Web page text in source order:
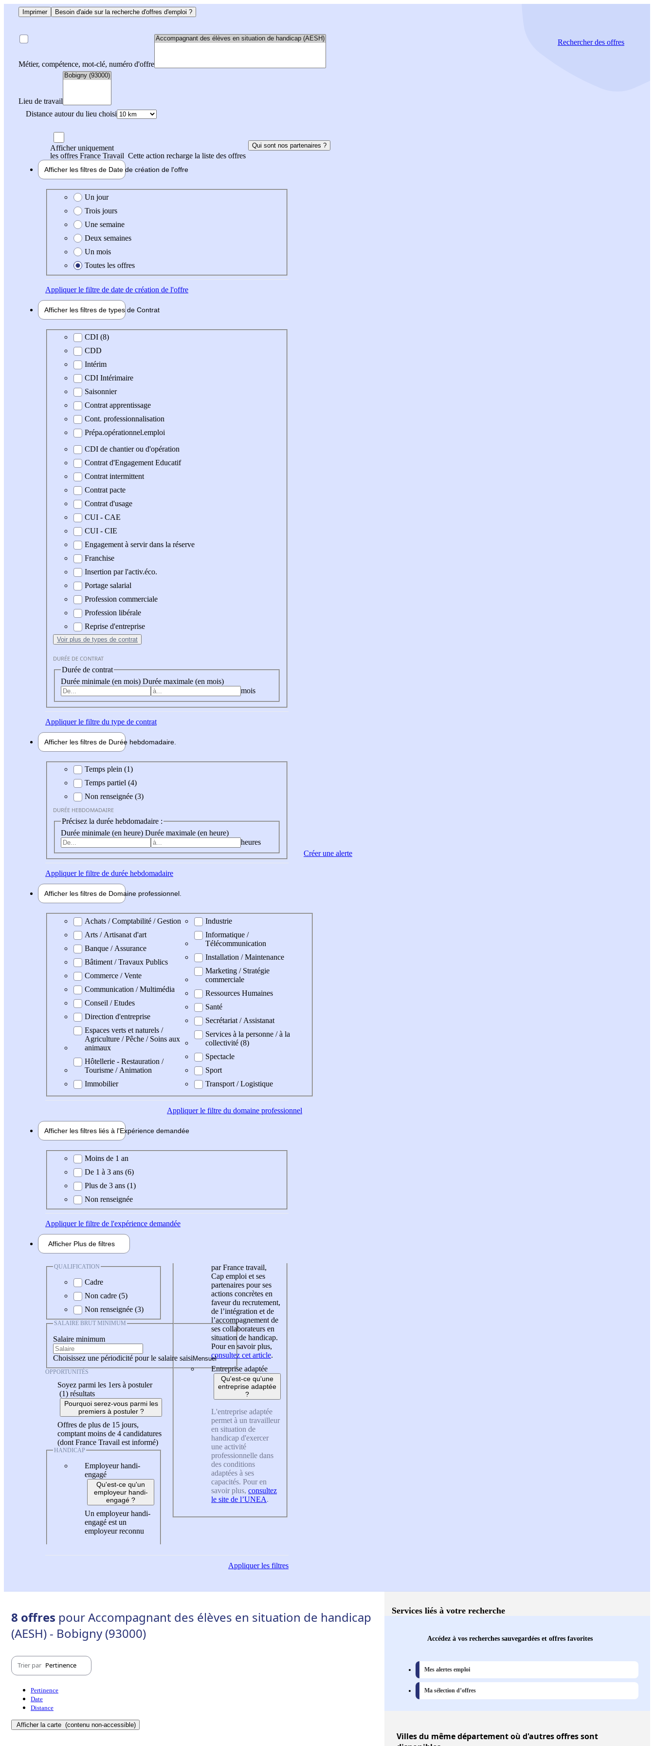
Imprimer Besoin d'aide sur la recherche d'offres d'emploi ?
Métier, compétence, mot-clé, numéro d'offre
Lieu de travail
Distance autour du lieu choisi
Rechercherdes offres
Afficher uniquement
les offres France Travail Cette action recharge la liste des offres
Qui sont nos partenaires ?
Afficher les filtres de Date de création de l'offre
Date de création de l'offre
Un jour
Trois jours
Une semaine
Deux semaines
Un mois
Toutes les offres
Appliquerle filtre de date de création de l'offre
Afficher les filtres de types de Contrat
Type de contrat
CDI (8)
CDD
Intérim
CDI Intérimaire
Saisonnier
Contrat apprentissage
Cont. professionnalisation
Prépa.opérationnel.emploi
CDI de chantier ou d'opération
Contrat d'Engagement Educatif
Contrat intermittent
Contrat pacte
Contrat d'usage
CUI - CAE
CUI - CIE
Engagement à servir dans la réserve
Franchise
Insertion par l'activ.éco.
Portage salarial
Profession commerciale
Profession libérale
Reprise d'entreprise
Voir plus de types de contrat
DURÉE DE CONTRAT
Durée de contrat
Durée minimale (en mois) Durée maximale (en mois)
mois
Appliquerle filtre du type de contrat
Afficher les filtres de Durée hebdomadaire
Durée hebdomadaire
Temps plein (1)
Temps partiel (4)
Non renseignée (3)
DURÉE HEBDOMADAIRE
Précisez la durée hebdomadaire :
Durée minimale (en heure) Durée maximale (en heure)
heures
Appliquerle filtre de durée hebdomadaire
Afficher les filtres de Domaine professionnel
Domaine professionel
Achats / Comptabilité / Gestion
Arts / Artisanat d'art
Banque / Assurance
Bâtiment / Travaux Publics
Commerce / Vente
Communication / Multimédia
Conseil / Etudes
Direction d'entreprise
Espaces verts et naturels /
Agriculture / Pêche / Soins aux
animaux
Hôtellerie - Restauration /
Tourisme / Animation
Immobilier
Industrie
Informatique /
Télécommunication
Installation / Maintenance
Marketing / Stratégie
commerciale
Ressources Humaines
Santé
Secrétariat / Assistanat
Services à la personne / à la
collectivité (8)
Spectacle
Sport
Transport / Logistique
Appliquerle filtre du domaine professionnel
Afficher les filtres liés à l'Expérience demandée
Expérience demandée
Moins de 1 an
De 1 à 3 ans (6)
Plus de 3 ans (1)
Non renseignée
Appliquerle filtre de l'expérience demandée
Afficher Plus de filtres
QUALIFICATION
Cadre
Non cadre (5)
Non renseignée (3)
SALAIRE BRUT MINIMUM
Salaire minimum
Choisissez une périodicité pour le salaire saisi
OPPORTUNITÉS
Soyez parmi les 1ers à postuler
(1) résultats
Pourquoi serez-vous parmi les
premiers à postuler ?
Offres de plus de 15 jours,
comptant moins de 4 candidatures
(dont France Travail est informé)
HANDICAP
Employeur handi-
engagé
Qu'est-ce qu'un
employeur handi-
engagé ?
Un employeur handi-
engagé est un
employeur reconnu
par France travail,
Cap emploi et ses
partenaires pour ses
actions concrètes en
faveur du recrutement,
de l’intégration et de
l’accompagnement de
ses collaborateurs en
situation de handicap.
Pour en savoir plus,
consultez cet article.
Entreprise adaptée
Qu'est-ce qu'une
entreprise adaptée
?
L'entreprise adaptée
permet à un travailleur
en situation de
handicap d'exercer
une activité
professionnelle dans
des conditions
adaptées à ses
capacités. Pour en
savoir plus, consultez
le site de l’UNEA.
Appliquerles filtres
Créer une alerte
8 offres pour Accompagnant des élèves en situation de handicap
(AESH) - Bobigny (93000)
Trier par Pertinence
Pertinence
Date
Distance
Afficher la carte (contenu non-accessible)
Services liés à votre recherche
Accédez à vos recherches sauvegardées et offres favorites
Mes alertes emploi
Ma sélection d’offres
Villesdu même département où d'autres offres sont